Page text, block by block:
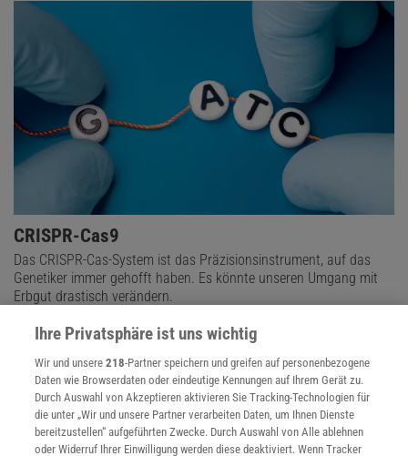
CRISPR-Cas9
Das CRISPR-Cas-System ist das Präzisionsinstrument, auf das
Genetiker immer gehofft haben. Es könnte unseren Umgang mit
Erbgut drastisch verändern.
Ihre Privatsphäre ist uns wichtig
Wir und unsere218-Partner speichern und greifen auf personenbezogene
Daten wie Browserdaten oder eindeutige Kennungen auf Ihrem Gerät zu.
Durch Auswahl von Akzeptieren aktivieren Sie Tracking-Technologien für
die unter „Wir und unsere Partner verarbeiten Daten, um Ihnen Dienste
bereitzustellen“ aufgeführten Zwecke. Durch Auswahl von Alle ablehnen
oder Widerruf Ihrer Einwilligung werden diese deaktiviert. Wenn Tracker